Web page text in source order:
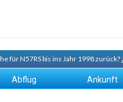
für N57RS bis ins Jahr 1998 zurück?
Abflug Ankunft